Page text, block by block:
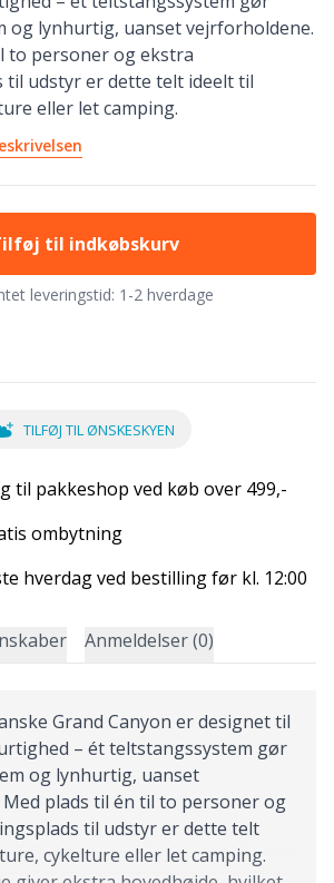
og lynhurtig, uanset vejrforholdene.
to personer og ekstra
til udstyr er dette telt ideelt til
eller let camping.
til indkøbskurv
leveringstid: 1-2 hverdage
TILFØJ TIL ØNSKESKYEN
til pakkeshop ved køb over 499,-
ombytning
hverdag ved bestilling før kl. 12:00
Anmeldelser (0)
Grand Canyon er designet til
– ét teltstangssystem gør
og lynhurtig, uanset
plads til én til to personer og
til udstyr er dette telt
cykelture eller let camping.